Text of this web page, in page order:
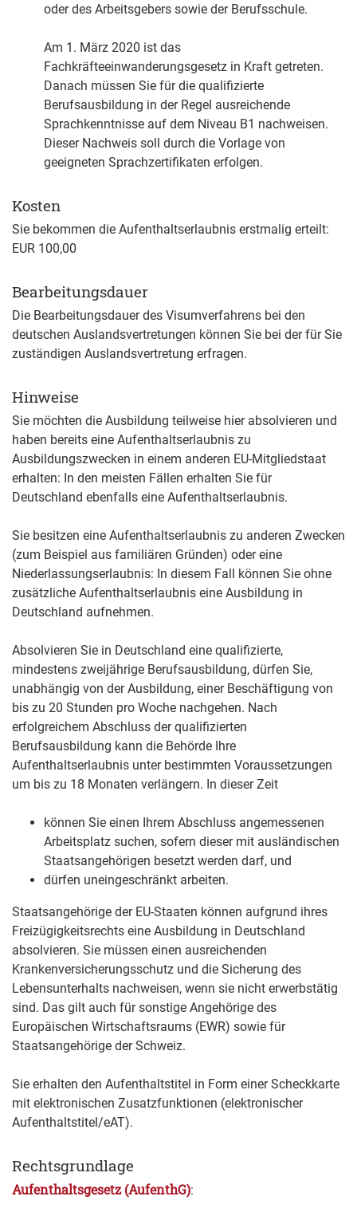
oder des Arbeitsgebers sowie der Berufsschule.
Am 1. März 2020 ist das
Fachkräfteeinwanderungsgesetz in Kraft getreten.
Danach müssen Sie für die qualifizierte
Berufsausbildung in der Regel ausreichende
Sprachkenntnisse auf dem Niveau B1 nachweisen.
Dieser Nachweis soll durch die Vorlage von
geeigneten Sprachzertifikaten erfolgen.
Kosten
Sie bekommen die Aufenthaltserlaubnis erstmalig erteilt:
EUR 100,00
Bearbeitungsdauer
Die Bearbeitungsdauer des Visumverfahrens bei den
deutschen Auslandsvertretungen können Sie bei der für Sie
zuständigen Auslandsvertretung erfragen.
Hinweise
Sie möchten die Ausbildung teilweise hier absolvieren und
haben bereits eine Aufenthaltserlaubnis zu
Ausbildungszwecken in einem anderen EU-Mitgliedstaat
erhalten: In den meisten Fällen erhalten Sie für
Deutschland ebenfalls eine Aufenthaltserlaubnis.
Sie besitzen eine Aufenthaltserlaubnis zu anderen Zwecken
(zum Beispiel aus familiären Gründen) oder eine
Niederlassungserlaubnis: In diesem Fall können Sie ohne
zusätzliche Aufenthaltserlaubnis eine Ausbildung in
Deutschland aufnehmen.
Absolvieren Sie in Deutschland eine qualifizierte,
mindestens zweijährige Berufsausbildung, dürfen Sie,
unabhängig von der Ausbildung, einer Beschäftigung von
bis zu 20 Stunden pro Woche nachgehen. Nach
erfolgreichem Abschluss der qualifizierten
Berufsausbildung kann die Behörde Ihre
Aufenthaltserlaubnis unter bestimmten Voraussetzungen
um bis zu 18 Monaten verlängern. In dieser Zeit
können Sie einen Ihrem Abschluss angemessenen
Arbeitsplatz suchen, sofern dieser mit ausländischen
Staatsangehörigen besetzt werden darf, und
dürfen uneingeschränkt arbeiten.
Staatsangehörige der EU-Staaten können aufgrund ihres
Freizügigkeitsrechts eine Ausbildung in Deutschland
absolvieren. Sie müssen einen ausreichenden
Krankenversicherungsschutz und die Sicherung des
Lebensunterhalts nachweisen, wenn sie nicht erwerbstätig
sind. Das gilt auch für sonstige Angehörige des
Europäischen Wirtschaftsraums (EWR) sowie für
Staatsangehörige der Schweiz.
Sie erhalten den Aufenthaltstitel in Form einer Scheckkarte
mit elektronischen Zusatzfunktionen (elektronischer
Aufenthaltstitel/eAT).
Rechtsgrundlage
Aufenthaltsgesetz (AufenthG):